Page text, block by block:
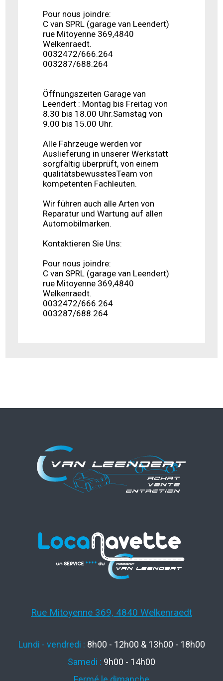
Pour nous joindre:
C van SPRL (garage van Leendert)
rue Mitoyenne 369,4840
Welkenraedt.
0032472/666.264
003287/688.264
Öffnungszeiten Garage van
Leendert : Montag bis Freitag von
8.30 bis 18.00 Uhr.Samstag von
9.00 bis 15.00 Uhr.
Alle Fahrzeuge werden vor
Auslieferung in unserer Werkstatt
sorgfältig überprüft, von einem
qualitätsbewusstesTeam von
kompetenten Fachleuten.
Wir führen auch alle Arten von
Reparatur und Wartung auf allen
Automobilmarken.
Kontaktieren Sie Uns:
Pour nous joindre:
C van SPRL (garage van Leendert)
rue Mitoyenne 369,4840
Welkenraedt.
0032472/666.264
003287/688.264
Rue Mitoyenne 369, 4840 Welkenraedt
Lundi - vendredi : 8h00 - 12h00 & 13h00 - 18h00
Samedi : 9h00 - 14h00